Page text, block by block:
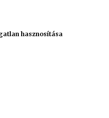
hasznosítása